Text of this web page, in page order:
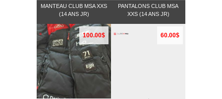
MANTEAU CLUB MSA XXS
(14 ANS JR)
PANTALONS CLUB MSA
XXS (14 ANS JR)
100.00$ 60.00$